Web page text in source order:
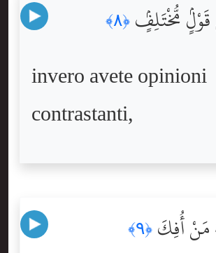
مُّخْتَلِفٍۢ ﴿٨﴾
invero avete opinioni
contrastanti,
أُفِكَ ﴿٩﴾